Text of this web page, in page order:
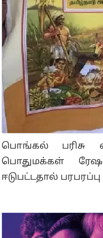
பொங்கல் பரிசு
பொதுமக்கள்
ஈடுபட்டதால்